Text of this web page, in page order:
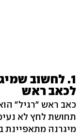
1. לחשוב
לכאב ראש
כאב ראש "רגיל"
תחושת לחץ לא
מיגרנה מתאפיינת